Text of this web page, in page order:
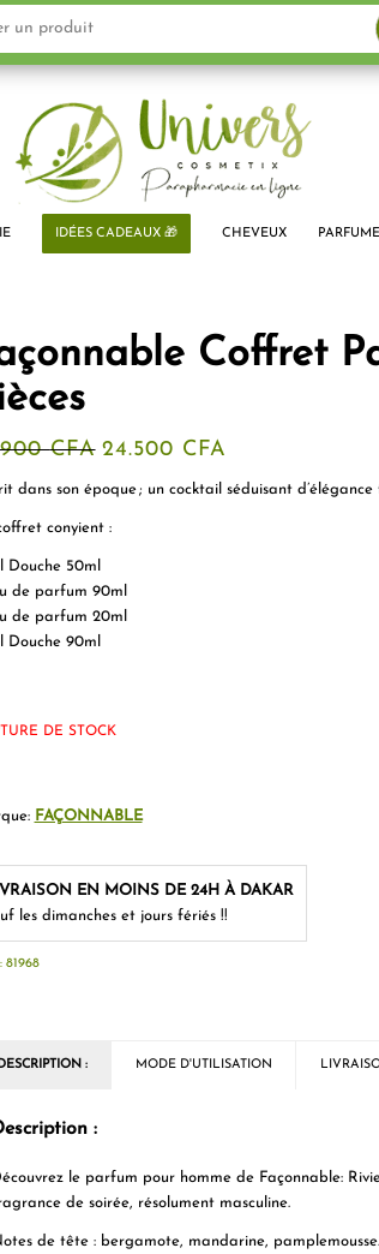
IDÉES CADEAUX 🎁 CHEVEUX
Coffret
CFA Le
initial
était :
28.900 CFA.
24.500 CFA
actuel
dans son époque ; un cocktail séduisant
conyient :
Douche 50ml
de parfum 90ml
de parfum 20ml
Douche 90ml
DE STOCK
FAÇONNABLE
EN MOINS DE 24H À DAKAR
les dimanches et jours fériés !!
81968
: MODE D'UTILISATION
:
le parfum pour homme de Façonnable:
de soirée, résolument masculine.
de tête : bergamote, mandarine, pamplemousse.